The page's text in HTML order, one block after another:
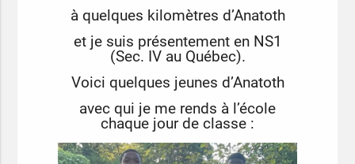
à quelques kilomètres d’Anatoth
et je suis présentement en NS1
(Sec. IV au Québec).
Voici quelques jeunes d’Anatoth
avec qui je me rends à l’école
chaque jour de classe :